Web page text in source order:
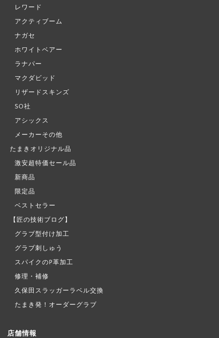
レワード
アクティブーム
ナガセ
ホワイトベアー
ラナパー
マクダビッド
リザードスキンズ
SO社
アシックス
メーカーその他
たまきオリジナル品
激安超特価セール品
新商品
限定品
ベストセラー
【匠の技術ブログ】
グラブ型付け加工
グラブ刺しゅう
スパイクのP革加工
修理・補修
久保田スラッガーラベル交換
たまき発！オーダーグラブ
店舗情報